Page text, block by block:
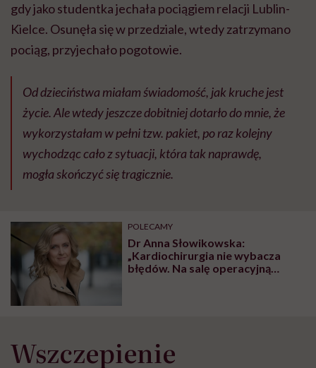
gdy jako studentka jechała pociągiem relacji Lublin-
Kielce. Osunęła się w przedziale, wtedy zatrzymano
pociąg, przyjechało pogotowie.
Od dzieciństwa miałam świadomość, jak kruche jest
życie. Ale wtedy jeszcze dobitniej dotarło do mnie, że
wykorzystałam w pełni tzw. pakiet, po raz kolejny
wychodząc cało z sytuacji, która tak naprawdę,
mogła skończyć się tragicznie.
POLECAMY
Dr Anna Słowikowska:
„Kardiochirurgia nie wybacza
błędów. Na salę operacyjną
Wszczepienie